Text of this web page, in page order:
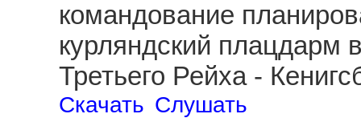
командование
курляндский плацдарм
Третьего Рейха -
Скачать Слушать